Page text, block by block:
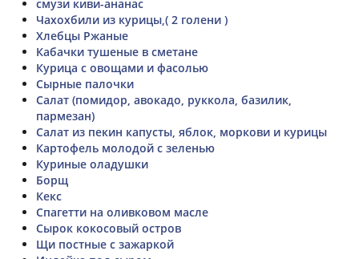
смузи киви-ананас
Чахохбили из курицы,( 2 голени )
Хлебцы Ржаные
Кабачки тушеные в сметане
Курица с овощами и фасолью
Сырные палочки
Салат (помидор, авокадо, руккола, базилик,
пармезан)
Салат из пекин капусты, яблок, моркови и курицы
Картофель молодой с зеленью
Куриные оладушки
Борщ
Кекс
Спагетти на оливковом масле
Сырок кокосовый остров
Щи постные с зажаркой